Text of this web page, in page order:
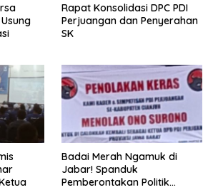
Rapat Konsolidasi DPC PDI
Perjuangan dan Penyerahan
Badai Merah Ngamuk di
Jabar! Spanduk
Pemberontakan Politik